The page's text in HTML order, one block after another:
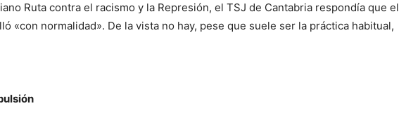
Ruta contra el racismo y la Represión, el TSJ de Cantabria respondía que el
«con normalidad». De la vista no hay, pese que suele ser la práctica habitual,